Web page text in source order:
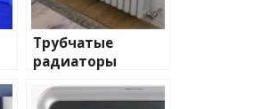
Трубчатые
радиаторы
и характеристики